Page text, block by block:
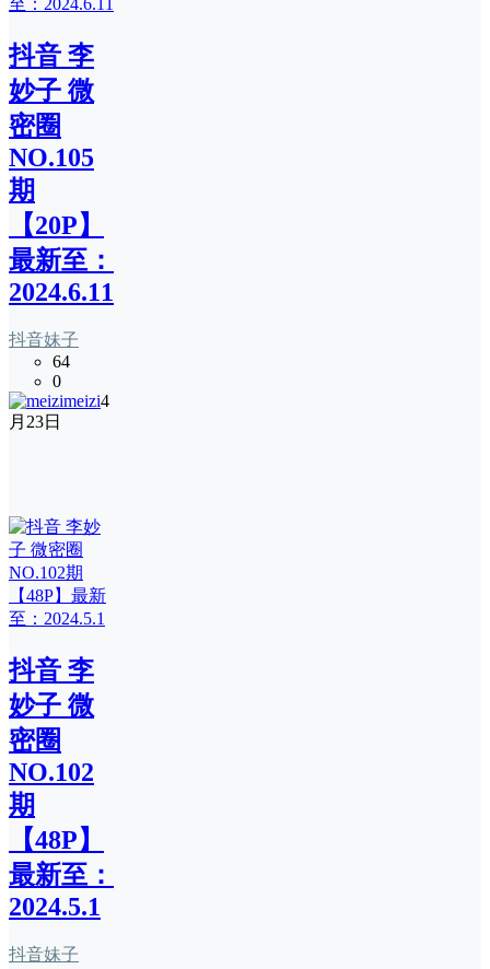
抖音 李
妙子 微
密圈
NO.105
期
【20P】
最新至：
2024.6.11
抖音妹子
64
0
meizi4
月23日
抖音 李
妙子 微
密圈
NO.102
期
【48P】
最新至：
2024.5.1
抖音妹子